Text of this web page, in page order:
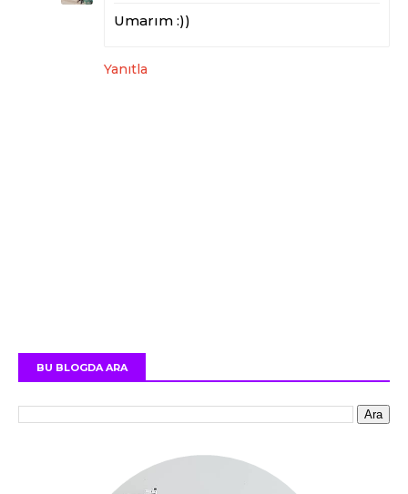
Umarım :))
Yanıtla
BU BLOGDA ARA